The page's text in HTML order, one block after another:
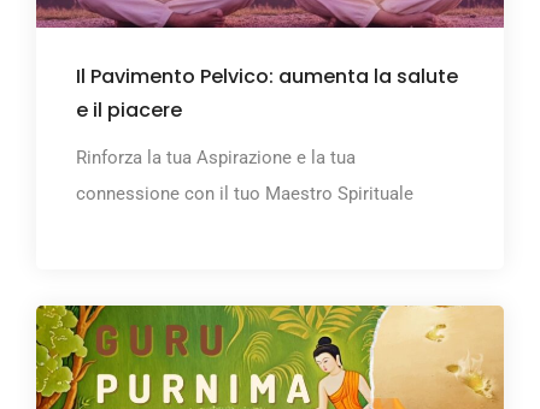
Il Pavimento Pelvico: aumenta la salute
e il piacere
Rinforza la tua Aspirazione e la tua
connessione con il tuo Maestro Spirituale